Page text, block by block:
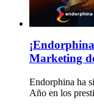
Marketing
Endorphina ha
Año en los